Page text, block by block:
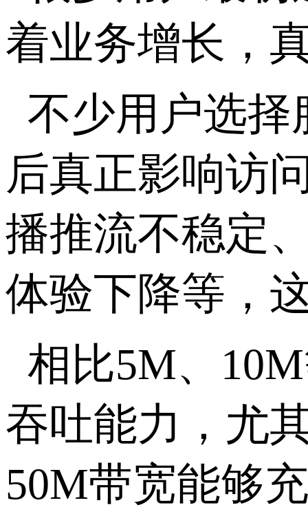
着业务增长，
不少用户选择
后真正影响访
播推流不稳定
体验下降等，
相比5M、 10M
吞吐能力，尤
50M带宽能够